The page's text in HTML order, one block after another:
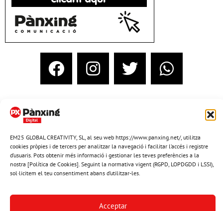
EM25 GLOBAL CREATIVITY, SL, al seu web https://www.panxing.net/, utilitza
cookies pròpies i de tercers per analitzar la navegació i facilitar l’accés i registre
d’usuaris. Pots obtenir més informació i gestionar les teves preferències a la
nostra [Política de Cookies]. Seguint la normativa vigent (RGPD, LOPDGDD i LSSI),
sol·licitem el teu consentiment abans d’utilitzar-les.
Acceptar